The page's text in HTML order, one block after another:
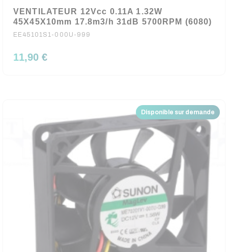
VENTILATEUR 12Vcc 0.11A 1.32W
45X45X10mm 17.8m3/h 31dB 5700RPM (6080)
EE45101S1-000U-999
11,90 €
Disponible sur demande